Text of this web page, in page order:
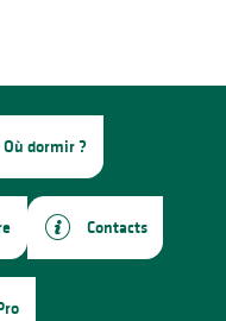
Où dormir ?
Contacts